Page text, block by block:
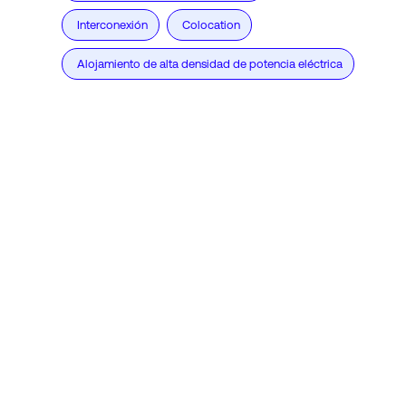
Interconexión Colocation
Alojamiento de alta densidad de potencia eléctrica